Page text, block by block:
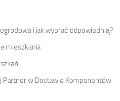
i jak wybrać odpowiednią?
mieszkania
Partner w Dostawie Komponentów